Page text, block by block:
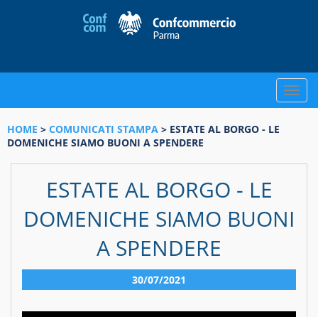
Toggle
HOME > COMUNICATI STAMPA > ESTATE AL BORGO - LE
DOMENICHE SIAMO BUONI A SPENDERE
ESTATE AL BORGO - LE
DOMENICHE SIAMO BUONI
A SPENDERE
30/07/2021